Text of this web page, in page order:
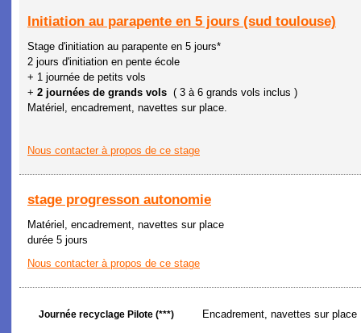
Initiation au parapente en 5 jours (sud toulouse)
Stage d'initiation au parapente en 5 jours*
2 jours d'initiation en pente école
+ 1 journée de petits vols
+ 2 journées de grands vols ( 3 à 6 grands vols inclus )
Matériel, encadrement, navettes sur place.
Nous contacter à propos de ce stage
stage progresson autonomie
Matériel, encadrement, navettes sur place
durée 5 jours
Nous contacter à propos de ce stage
Journée recyclage Pilote (***) Encadrement, navettes sur place